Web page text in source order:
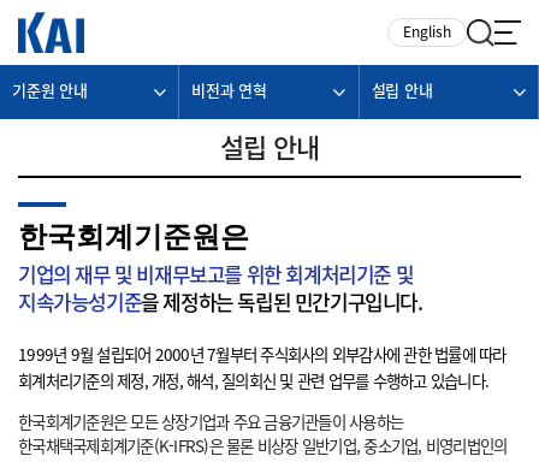
English
기준원 안내 비전과 연혁 설립 안내
설립 안내
한국회계기준원은
기업의 재무 및 비재무보고를 위한 회계처리기준 및
지속가능성기준을 제정하는 독립된 민간기구입니다.
1999년 9월 설립되어 2000년 7월부터 주식회사의 외부감사에 관한 법률에 따라
회계처리기준의 제정, 개정, 해석, 질의회신 및 관련 업무를 수행하고 있습니다.
한국회계기준원은 모든 상장기업과 주요 금융기관들이 사용하는
한국채택국제회계기준(K-IFRS)은 물론 비상장 일반기업, 중소기업, 비영리법인의